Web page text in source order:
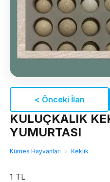
< Önceki İlan
KULUÇKALIK
YUMURTASI
Kümes Hayvanları › Keklik
1 TL